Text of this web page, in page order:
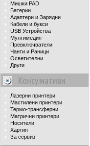
Мишки PAD
Батерии
Адаптери и Зарядни
Кабели и букси
USB Устройства
Мултимедия
Превключватели
Чанти и Раници
Осветителни
Други
Консумативи
Лазерни принтери
Мастилени принтери
Термо-трансферни
Матрични принтери
Носители
Хартия
За сервиз